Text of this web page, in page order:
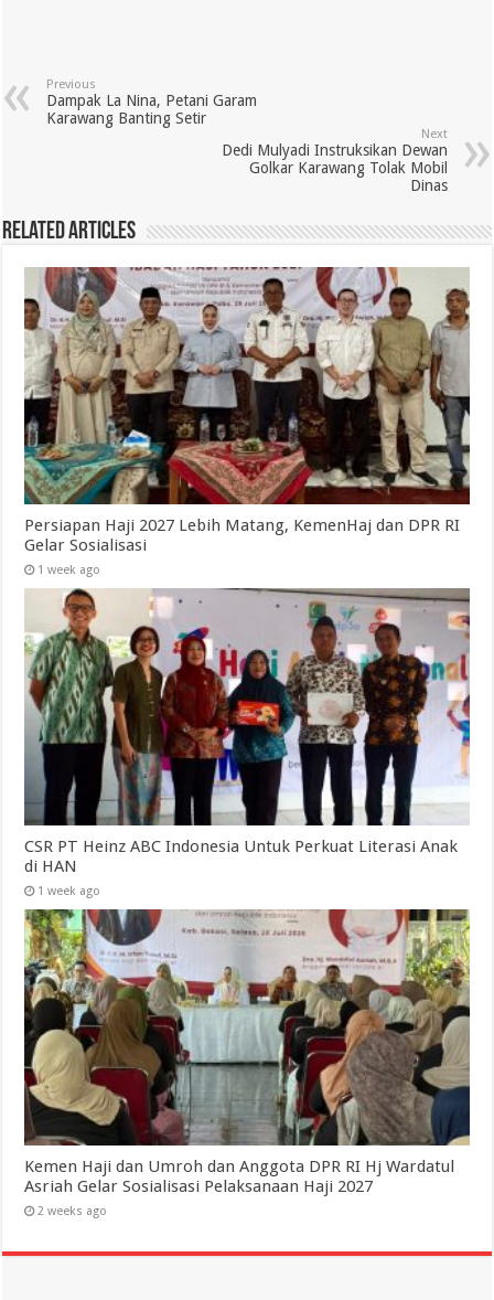
Previous
Dampak La Nina, Petani Garam
Karawang Banting Setir
Next
Dedi Mulyadi Instruksikan Dewan
Golkar Karawang Tolak Mobil
Dinas
Related Articles
Persiapan Haji 2027 Lebih Matang, KemenHaj dan DPR RI
Gelar Sosialisasi
1 week ago
CSR PT Heinz ABC Indonesia Untuk Perkuat Literasi Anak
di HAN
1 week ago
Kemen Haji dan Umroh dan Anggota DPR RI Hj Wardatul
Asriah Gelar Sosialisasi Pelaksanaan Haji 2027
2 weeks ago